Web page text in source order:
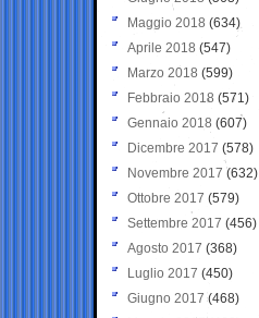
Maggio 2018 (634)
Aprile 2018 (547)
Marzo 2018 (599)
Febbraio 2018 (571)
Gennaio 2018 (607)
Dicembre 2017 (578)
Novembre 2017 (632)
Ottobre 2017 (579)
Settembre 2017 (456)
Agosto 2017 (368)
Luglio 2017 (450)
Giugno 2017 (468)